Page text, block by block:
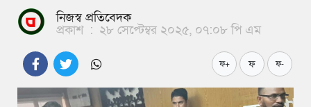
নিজস্ব প্রতিবেদক
প্রকাশ : ২৮ সেপ্টেম্বর ২০২৫, ০৭:০৮ পি এম
ফ+ ফ ফ-